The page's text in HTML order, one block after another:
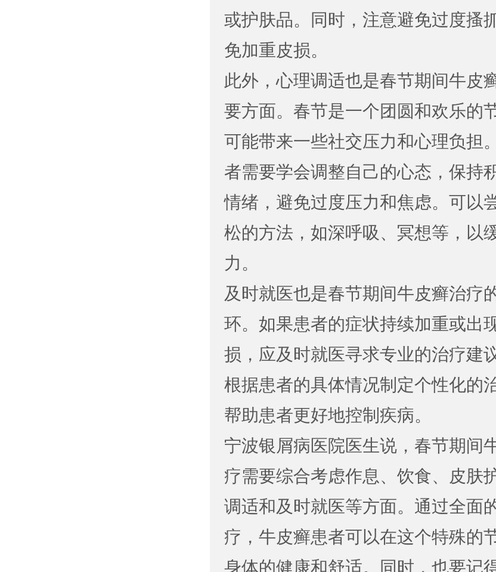
或护肤品。同时，注意避免过度搔
免加重皮损。
此外，心理调适也是春节期间牛皮
要方面。春节是一个团圆和欢乐的
可能带来一些社交压力和心理负担
者需要学会调整自己的心态，保持
情绪，避免过度压力和焦虑。可以
松的方法，如深呼吸、冥想等，以
力。
及时就医也是春节期间牛皮癣治疗
环。如果患者的症状持续加重或出
损，应及时就医寻求专业的治疗建
根据患者的具体情况制定个性化的
帮助患者更好地控制疾病。
宁波银屑病医院医生说，春节期间
疗需要综合考虑作息、饮食、皮肤
调适和及时就医等方面。通过全面
疗，牛皮癣患者可以在这个特殊的
身体的健康和舒适。同时，也要记